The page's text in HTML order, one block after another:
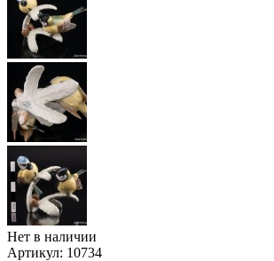
Нет в наличии
Артикул: 10734